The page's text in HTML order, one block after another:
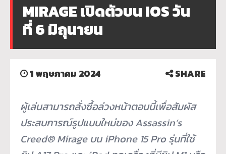
MIRAGE เปิดตัวบน IOS วัน
ที่ 6 มิถุนายน
1 พฤษภาคม 2024 SHARE
ผู้เล่นสามารถสั่งซื้อล่วงหน้าตอนนี้เพื่อสัมผัส
ประสบการณ์รูปแบบใหม่ของAssassin’s
Creed® Mirage บนiPhone 15 Proรุ่นที่ใช้